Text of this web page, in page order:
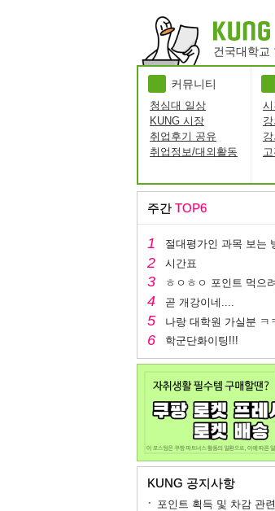
건국대학교
커뮤니티
청심대 일상
KUNG 시장
취업후기 공유
취업정보/대외활동
시
주간 TOP6
절대평가인 과목 보는
시간표
ㅎㅇㅎㅇ 포인트 먹으
곧 개강이네....
나랑 대학원 가실분 ㅋ
학군단화이팅!!!
KUNG 공지사항
포인트 획득 및 차감 관